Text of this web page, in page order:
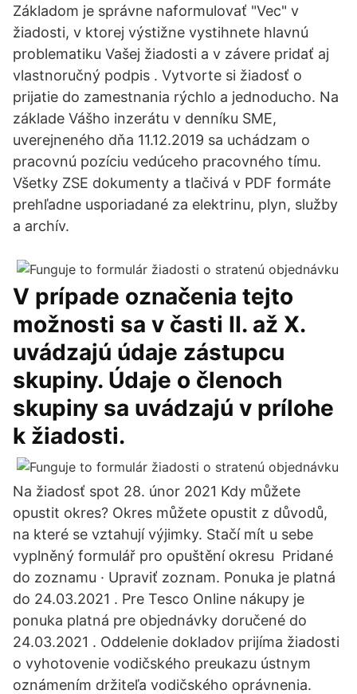
Základom je správne naformulovať "Vec" v
žiadosti, v ktorej výstižne vystihnete hlavnú
problematiku Vašej žiadosti a v závere pridať aj
vlastnoručný podpis . Vytvorte si žiadosť o
prijatie do zamestnania rýchlo a jednoducho. Na
základe Vášho inzerátu v denníku SME,
uverejneného dňa 11.12.2019 sa uchádzam o
pracovnú pozíciu vedúceho pracovného tímu.
Všetky ZSE dokumenty a tlačivá v PDF formáte
prehľadne usporiadané za elektrinu, plyn, služby
a archív.
V prípade označenia tejto
možnosti sa v časti II. až X.
uvádzajú údaje zástupcu
skupiny. Údaje o členoch
skupiny sa uvádzajú v prílohe
k žiadosti.
Na žiadosť spot 28. únor 2021 Kdy můžete
opustit okres? Okres můžete opustit z důvodů,
na které se vztahují výjimky. Stačí mít u sebe
vyplněný formulář pro opuštění okresu Pridané
do zoznamu · Upraviť zoznam. Ponuka je platná
do 24.03.2021 . Pre Tesco Online nákupy je
ponuka platná pre objednávky doručené do
24.03.2021 . Oddelenie dokladov prijíma žiadosti
o vyhotovenie vodičského preukazu ústnym
oznámením držiteľa vodičského oprávnenia.